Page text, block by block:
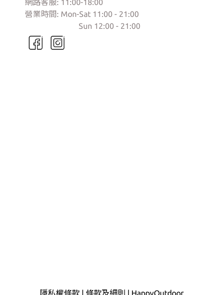
網路客服: 11:00-18:00
營業時間: Mon-Sat 11:00 - 21:00
Sun 12:00 - 21:00
隱私權條款 | 條款及細則 | HappyOutdoor